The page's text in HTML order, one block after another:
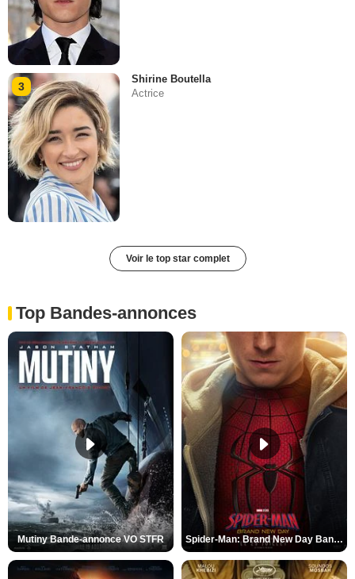
3
Shirine Boutella
Actrice
Voir le top star complet
Top Bandes-annonces
Mutiny Bande-annonce VO STFR Spider-Man: Brand New Day Bande-annonce VO STFR